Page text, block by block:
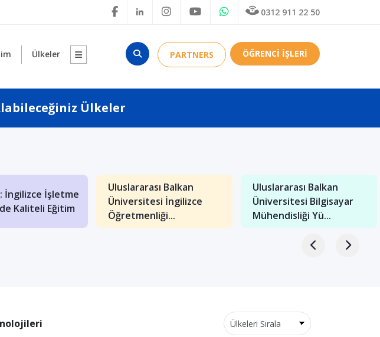
0312 911 22 50
Ülkeler PARTNERS ÖĞRENCİ İŞLERİ
Ülkeler
İngilizce İşletme
Kaliteli Eğitim
Uluslararası Balkan
Üniversitesi İngilizce
Öğretmenliği...
Uluslararası Balkan
Üniversitesi Bilgisayar
Mühendisliği Yü...